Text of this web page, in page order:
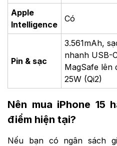
Apple
Intelligence
Có
Pin & sạc
3.561mAh,
nhanh USB-
MagSafe lên
25W (Qi2)
Nên mua iPhone 15
điểm hiện tại?
Nếu bạn có ngân sách